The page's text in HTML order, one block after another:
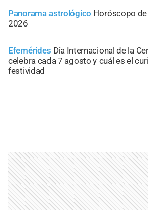
Panorama astrológico Horóscopo
2026
Efemérides Día Internacional de la
celebra cada 7 agosto y cuál es el
festividad